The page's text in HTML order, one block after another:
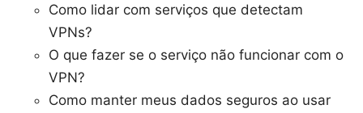
Como lidar com serviços que detectam
VPNs?
O que fazer se o serviço não funcionar com o
VPN?
Como manter meus dados seguros ao usar